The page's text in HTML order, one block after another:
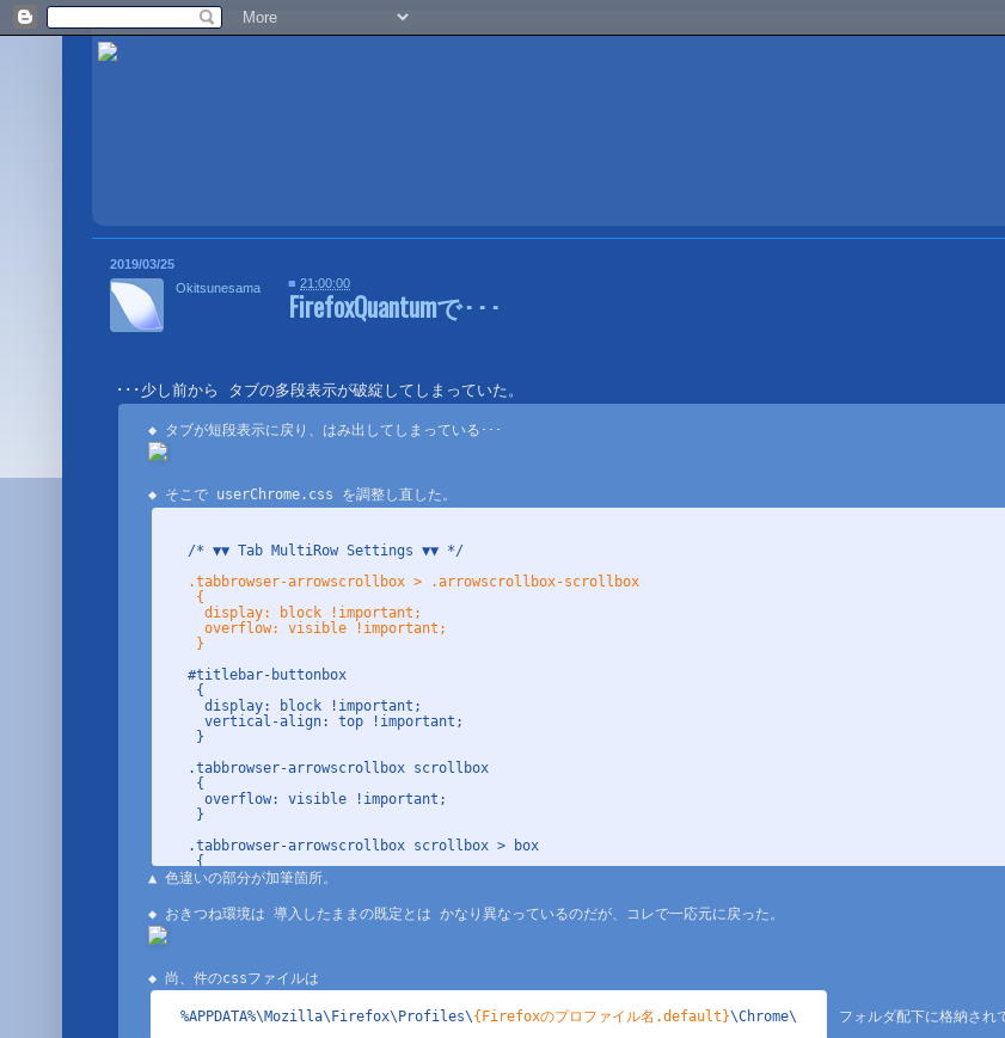
2019/03/25
FirefoxQuantumで･･･
/* ▼▼ Tab MultiRow Settings ▼▼ */
.tabbrowser-arrowscrollbox > .arrowscrollbox-scrollbox
}
#titlebar-buttonbox
.tabbrowser-arrowscrollbox scrollbox
.tabbrowser-arrowscrollbox scrollbox > box
  display: block !important;
.tabbrowser-tabs .tabbrowser-tab
  -moz-box-sizing: border-box !important;
  min-height: 30px !important;
}
▲ 色違いの部分が加筆箇所。
%APPDATA%\Mozilla\Firefox\Profiles\{Firefoxのプロファイル名.default}\Chrome\ フォルダ配下に格納され
Okitsunesama ■21:00:00